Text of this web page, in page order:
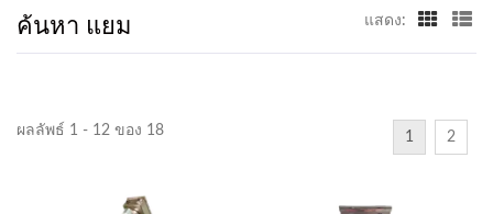
ค้นหา แยม แสดง:
ผลลัพธ์ 1 - 12 ของ 18 1 2